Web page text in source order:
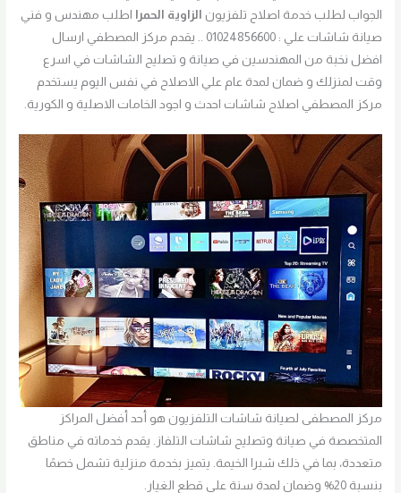
الجواب لطلب خدمة اصلاح تلفزيون الزاوية الحمرا اطلب مهندس و فني
صيانة شاشات علي : 01024856600 .. يقدم مركز المصطفي ارسال
افضل نخبة من المهندسين في صيانة و تصليح الشاشات في اسرع
وقت لمنزلك و ضمان لمدة عام علي الاصلاح في نفس اليوم يستخدم
مركز المصطفي اصلاح شاشات احدث و اجود الخامات الاصلية و الكورية.
مركز المصطفى لصيانة شاشات التلفزيون هو أحد أفضل المراكز
المتخصصة في صيانة وتصليح شاشات التلفاز. يقدم خدماته في مناطق
متعددة، بما في ذلك شبرا الخيمة. يتميز بخدمة منزلية تشمل خصمًا
بنسبة 20% وضمان لمدة سنة على قطع الغيار.